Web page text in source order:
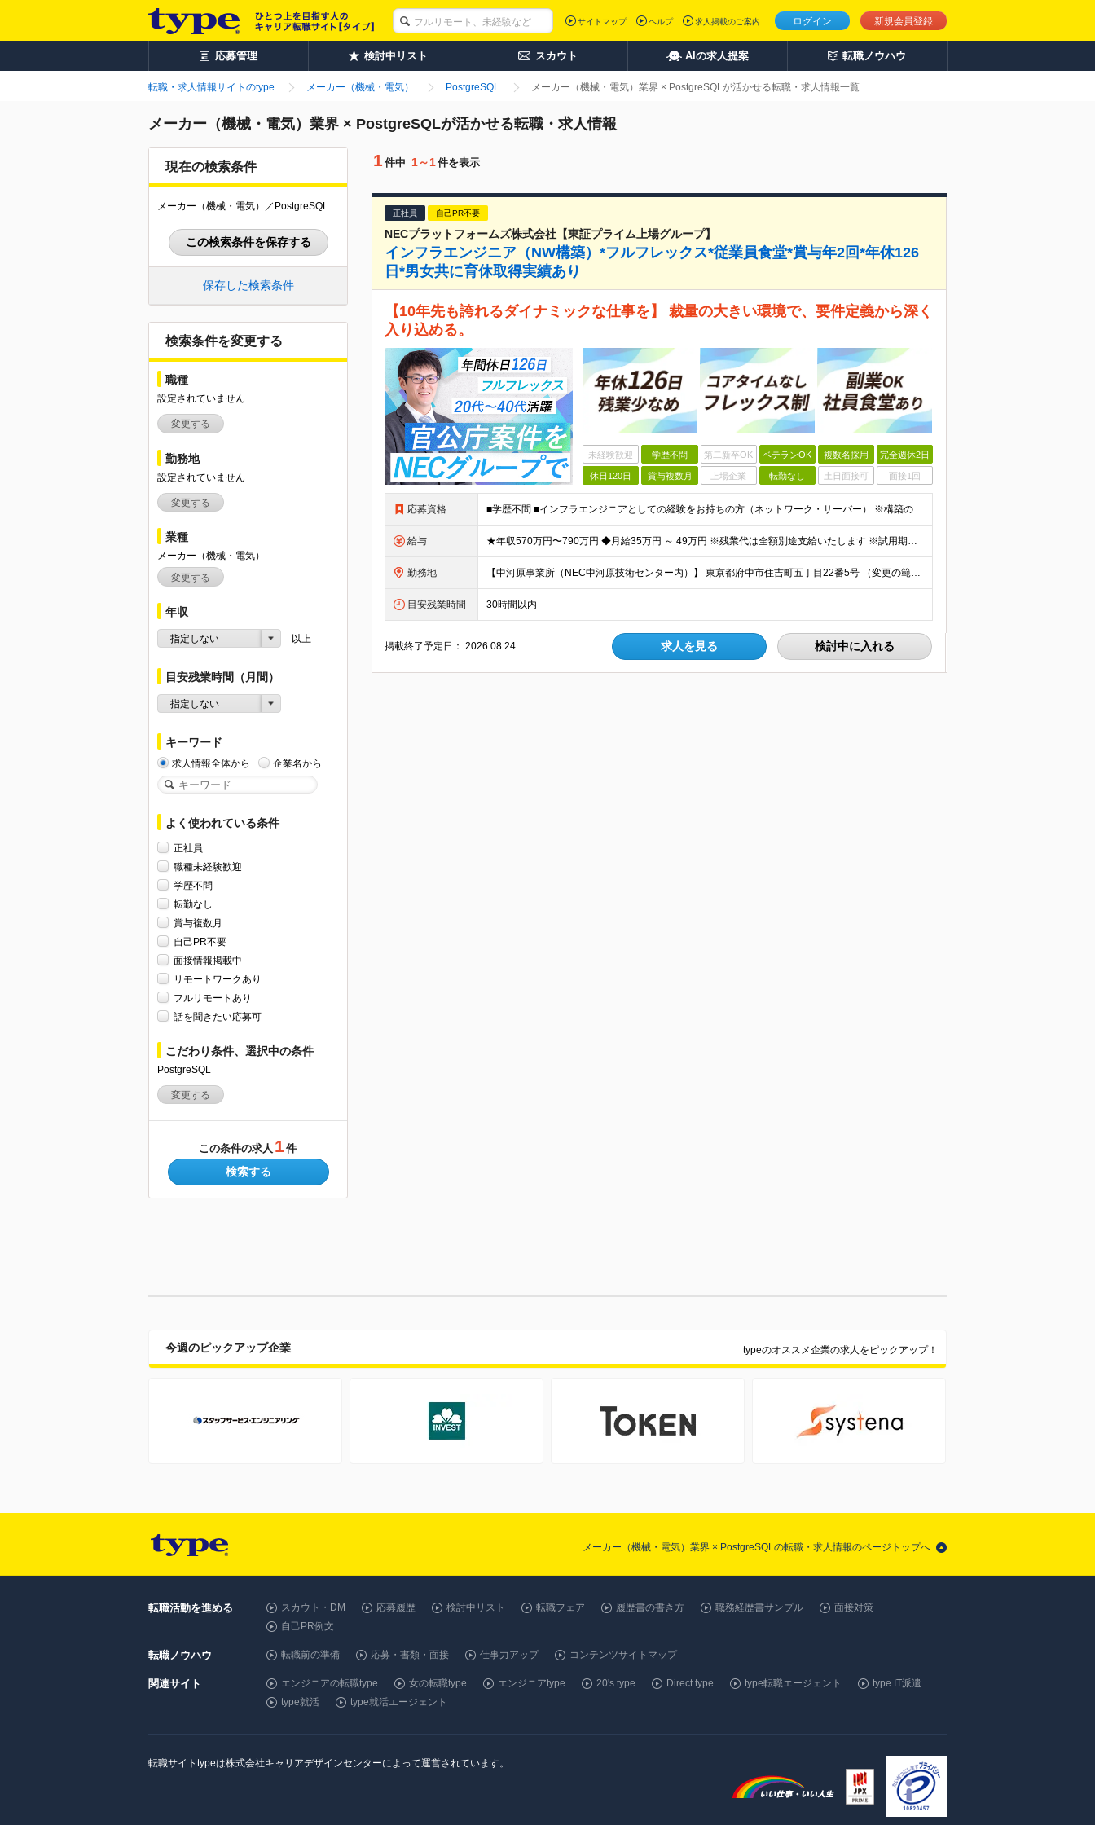
ログイン 新規会員登録
サイトマップ ヘルプ 求人掲載のご案内
応募管理 検討中リスト スカウト AIの求人提案 転職ノウハウ
転職・求人情報サイトのtype メーカー（機械・電気） PostgreSQL メーカー（機械・電気）業界 × PostgreSQLが活かせる転職・求人情報一覧
メーカー（機械・電気）業界 × PostgreSQLが活かせる転職・求人情報
現在の検索条件
メーカー（機械・電気）／PostgreSQL
この検索条件を保存する
保存した検索条件
検索条件を変更する
職種
設定されていません
変更する
勤務地
設定されていません
変更する
業種
メーカー（機械・電気）
変更する
年収
指定しない 以上
目安残業時間（月間）
指定しない
キーワード
求人情報全体から 企業名から
よく使われている条件
正社員
職種未経験歓迎
学歴不問
転勤なし
賞与複数月
自己PR不要
面接情報掲載中
リモートワークあり
フルリモートあり
話を聞きたい応募可
こだわり条件、選択中の条件
PostgreSQL
変更する
この条件の求人 1 件
検索する
1 件中 1～1件を表示
正社員 自己PR不要
NECプラットフォームズ株式会社【東証プライム上場グループ】
インフラエンジニア（NW構築）*フルフレックス*従業員食堂*賞与年2回*年休126
日*男女共に育休取得実績あり
【10年先も誇れるダイナミックな仕事を】 裁量の大きい環境で、要件定義から深く
入り込める。
未経験歓迎 学歴不問 第二新卒OK ベテランOK 複数名採用 完全週休2日
休日120日 賞与複数月 上場企業 転勤なし 土日面接可 面接1回
応募資格 ■学歴不問 ■インフラエンジニアとしての経験をお持ちの方（ネットワーク・サーバー） ※構築の経験者を想定 ※基本情報技術者試験・応用情報技術者の資格取得など、自己研鑽の姿勢が伝わる成果を評価します！
給与 ★年収570万円〜790万円 ◆月給35万円 ～ 49万円 ※残業代は全額別途支給いたします ※試用期間3か月あり。期間中の給与・待遇の差異はありません
勤務地 【中河原事業所（NEC中河原技術センター内）】 東京都府中市住吉町五丁目22番5号 （変更の範囲）会社の定める場所（テレワークを行う場所を含む）
目安残業時間 30時間以内
掲載終了予定日：2026.08.24 求人を見る 検討中に入れる
今週のピックアップ企業 typeのオススメ企業の求人をピックアップ！
メーカー（機械・電気）業界 × PostgreSQLの転職・求人情報のページトップへ
転職活動を進める スカウト・DM 応募履歴 検討中リスト 転職フェア 履歴書の書き方 職務経歴書サンプル
面接対策
自己PR例文
転職ノウハウ 転職前の準備 応募・書類・面接 仕事力アップ コンテンツサイトマップ
関連サイト エンジニアの転職type 女の転職type エンジニアtype 20's type Direct type type転職エージェント
type IT派遣
type就活
type就活エージェント
転職サイトtypeは株式会社キャリアデザインセンターによって運営されています。